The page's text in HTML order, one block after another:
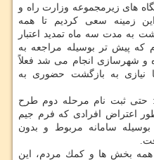
های زیرمجموعه وزارت راه و
زمینه سعی كردیم تا همه
به مدت سه ماه تمدید اعتبار
كه پیش تر بوسیله مراجعه به
و شهرسازی انجام می شد فعلاً
نیازی به بازگشت حضوری به
حتی ثبت نام مرحله دوم طرح
اعتراض افرادی كه فرم جیم
بوسیله سامانه مربوط و بدون
همه بخش ها و كمك مردم، این